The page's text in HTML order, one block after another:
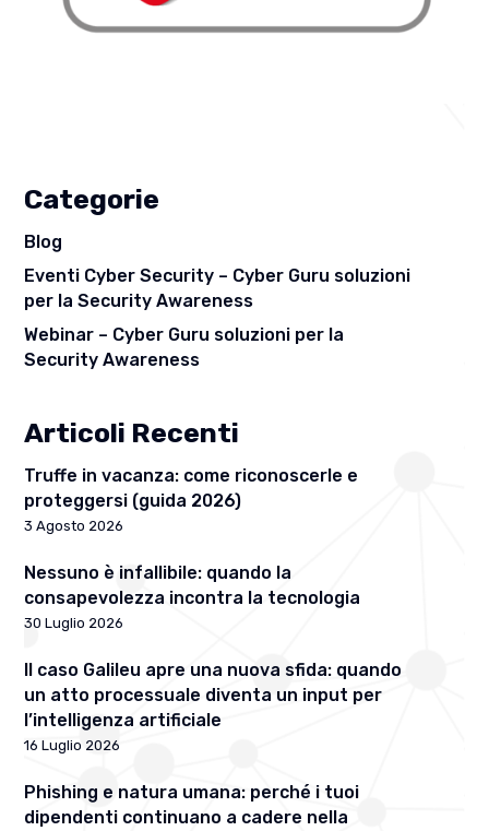
Categorie
Blog
Eventi Cyber Security – Cyber Guru soluzioni
per la Security Awareness
Webinar – Cyber Guru soluzioni per la
Security Awareness
Articoli Recenti
Truffe in vacanza: come riconoscerle e
proteggersi (guida 2026)
3 Agosto 2026
Nessuno è infallibile: quando la
consapevolezza incontra la tecnologia
30 Luglio 2026
Il caso Galileu apre una nuova sfida: quando
un atto processuale diventa un input per
l’intelligenza artificiale
16 Luglio 2026
Phishing e natura umana: perché i tuoi
dipendenti continuano a cadere nella